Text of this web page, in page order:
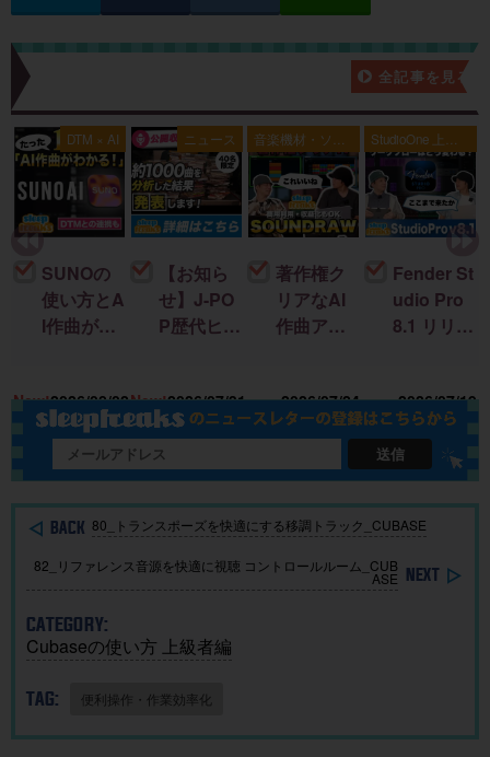
新着記事一覧 全記事を見る
DTM × AI
SUNOの
使い方とA
I作曲がわ
に生成AI
を取り入
れる基本
ガイド
New!2026/08/02
ニュース
【お知ら
せ】J-PO
P歴代ヒッ
析”する公
開収録イ
ベント開
催
New!2026/07/31
音楽機材・ソフ
ト
著作権ク
リアなAI
作曲アプ
Grid」｜M
ac・iOSで
単に作
成！
2026/07/24
StudioOne 上級
者編
Fender St
udio Pro
8.1 リリー
点まとめ
2026/07/19
送信
80_トランスポーズを快適にする移調トラック_CUBASE
82_リファレンス音源を快適に視聴 コントロールルーム_CUB
ASE
CATEGORY:
Cubaseの使い方 上級者編
TAG: 便利操作・作業効率化